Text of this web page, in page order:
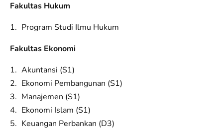
Fakultas Hukum
Program Studi Ilmu Hukum
Fakultas Ekonomi
Akuntansi (S1)
Ekonomi Pembangunan (S1)
Manajemen (S1)
Ekonomi Islam (S1)
Keuangan Perbankan (D3)